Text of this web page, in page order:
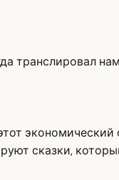
транслировал
сказки,